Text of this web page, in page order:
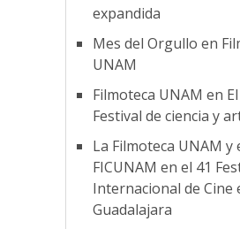
expandida
Mes del Orgullo en
UNAM
Filmoteca UNAM en
Festival de ciencia y
La Filmoteca UNAM y
FICUNAM en el 41
Internacional de Cine
Guadalajara